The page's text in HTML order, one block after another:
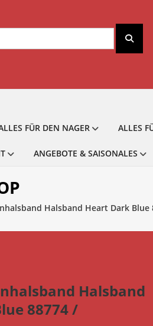
FÜR DEN NAGER ALLES
ANGEBOTE & SAISONALES
Halsband Heart Dark Blue
Halsband
88774 /